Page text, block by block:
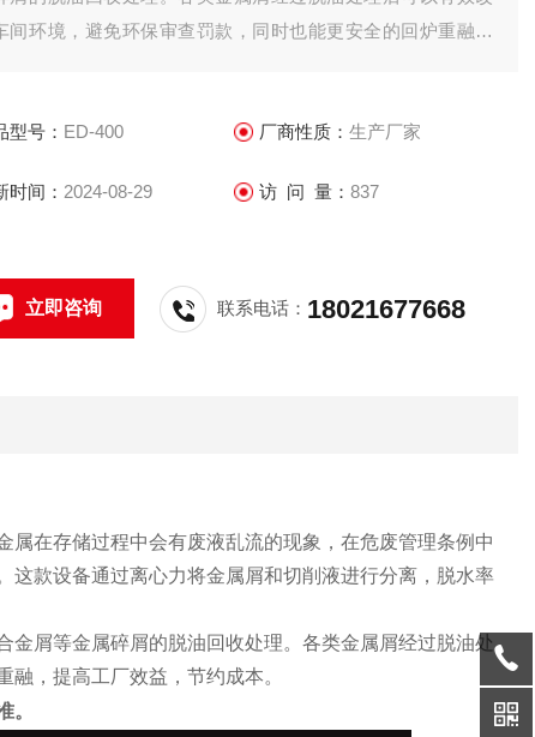
间环境，避免环保审查罚款，同时也能更安全的回炉重融，
型号： ED-400 厂商性质： 生产厂家
时间： 2024-08-29 访 问 量： 837
立即咨询 联系电话： 18021677668
在存储过程中会有废液乱流的现象，在危废管理条例中
款设备通过离心力将金属屑和切削液进行分离，脱水率
屑等金属碎屑的脱油回收处理。各类金属屑经过脱油处
，提高工厂效益，节约成本。
。